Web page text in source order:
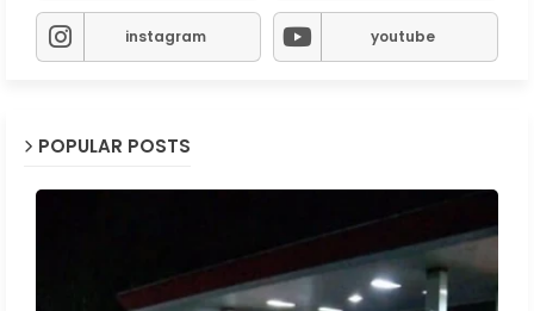
instagram youtube
POPULAR POSTS